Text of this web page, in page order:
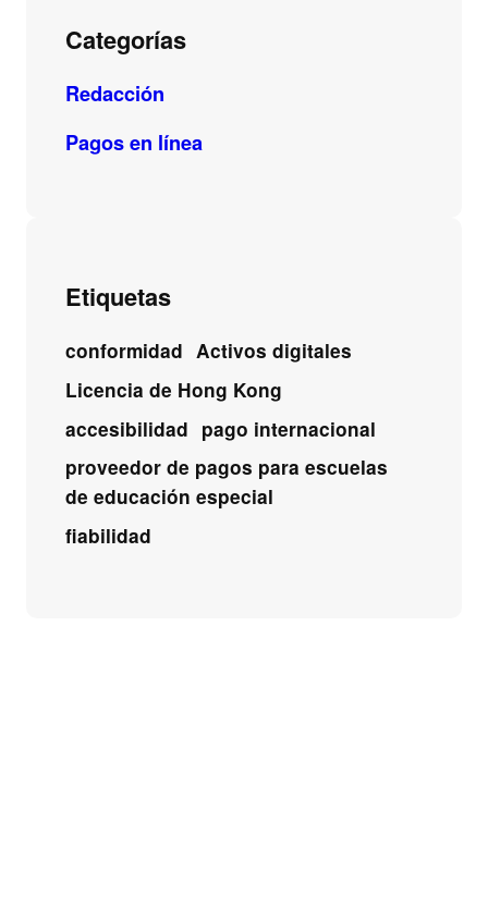
Categorías
Redacción
Pagos en línea
Etiquetas
conformidad Activos digitales
Licencia de Hong Kong
accesibilidad pago internacional
proveedor de pagos para escuelas
de educación especial
fiabilidad